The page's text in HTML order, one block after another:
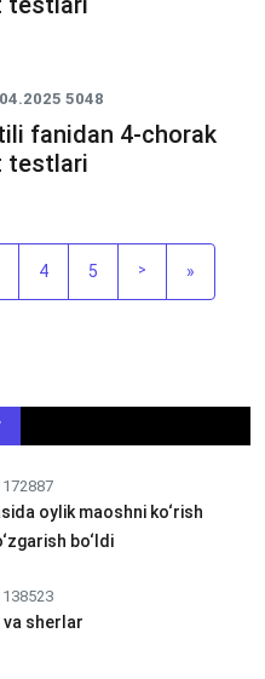
5048
fanidan 4-chorak
testlari
4 5 > »
172887
oylik maoshni ko‘rish
bo‘ldi
138523
sherlar